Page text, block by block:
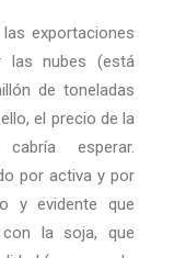
exportaciones
las nubes (está
de toneladas
el precio de la
esperar.
por activa y por
y evidente que
la soja, que